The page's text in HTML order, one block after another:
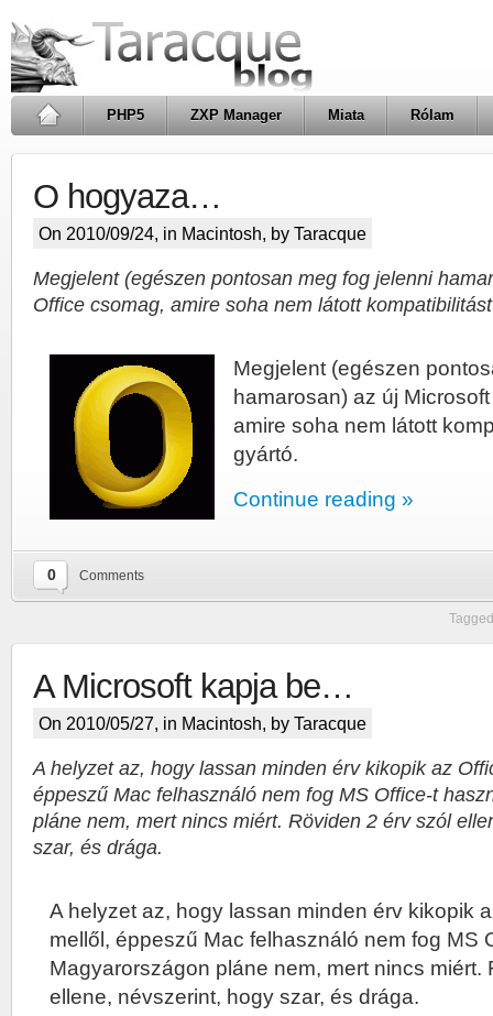
PHP5 ZXP Manager Miata Rólam
O hogyaza…
On 2010/09/24, in Macintosh, by Taracque
Megjelent (egészen pontosan meg fog jelenni
Office csomag, amire soha nem látott
Megjelent (egészen
hamarosan) az új
amire soha nem látott
gyártó.
Continue reading »
0 Comments
A Microsoft kapja be…
On 2010/05/27, in Macintosh, by Taracque
A helyzet az, hogy lassan minden érv kikopik az
éppeszű Mac felhasználó nem fog MS Office-t
pláne nem, mert nincs miért. Röviden 2 érv szól
szar, és drága.
A helyzet az, hogy lassan minden érv kikopik
mellől, éppeszű Mac felhasználó nem fog MS
Magyarországon pláne nem, mert nincs miért.
ellene, névszerint, hogy szar, és drága.